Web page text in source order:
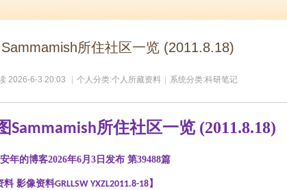
所住社区一览 (2011.8.18)
2026-6-3 20:03 个人分类:个人所藏资料 系统分类:科研笔记
Sammamish所住社区一览 (2011.8.18)
年的博客2026年6 月 3 日发布 第39488篇
料 影像资料GRLLSW YXZL2011.8-18】